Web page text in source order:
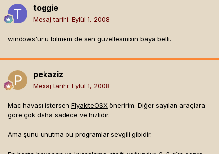
toggie
Mesaj tarihi: Eylül 1, 2008
windows'unu bilmem de sen güzellesmisin baya belli.
pekaziz
Mesaj tarihi: Eylül 1, 2008
Mac havası istersen FlyakiteOSX öneririm. Diğer sayılan araçlara
göre çok daha sadece ve hızlıdır.
Ama şunu unutma bu programlar sevgili gibidir.